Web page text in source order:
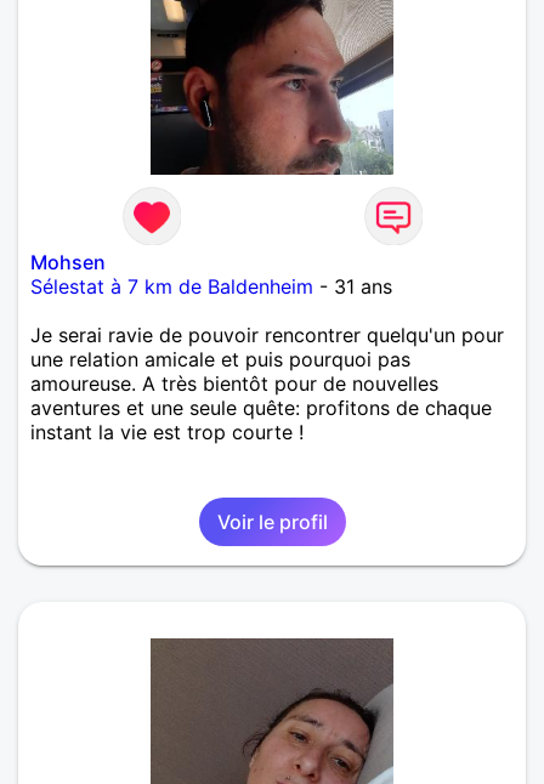
Mohsen
Sélestat à 7 km de Baldenheim - 31 ans
Je serai ravie de pouvoir rencontrer quelqu'un pour
une relation amicale et puis pourquoi pas
amoureuse. A très bientôt pour de nouvelles
aventures et une seule quête: profitons de chaque
instant la vie est trop courte !
Voir le profil